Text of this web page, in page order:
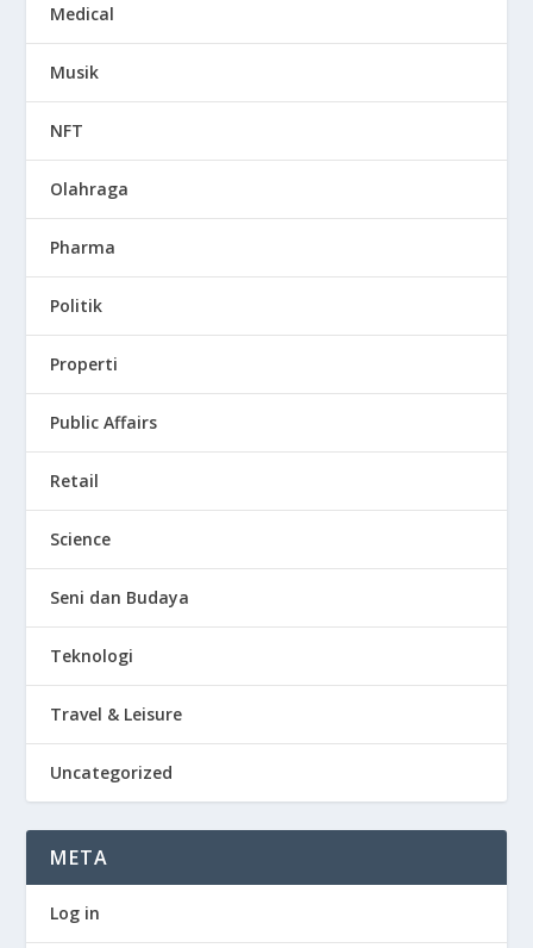
Medical
Musik
NFT
Olahraga
Pharma
Politik
Properti
Public Affairs
Retail
Science
Seni dan Budaya
Teknologi
Travel & Leisure
Uncategorized
META
Log in